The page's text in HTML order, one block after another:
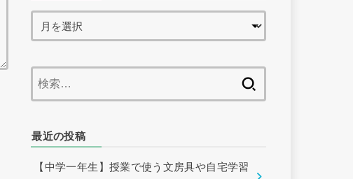
最近の投稿
【中学一年生】授業で使う文房具や自宅学習